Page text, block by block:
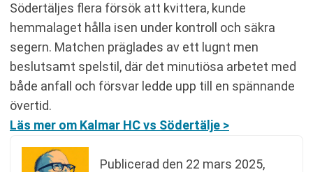
Södertäljes flera försök att kvittera, kunde
hemmalaget hålla isen under kontroll och säkra
segern. Matchen präglades av ett lugnt men
beslutsamt spelstil, där det minutiösa arbetet med
både anfall och försvar ledde upp till en spännande
övertid.
Läs mer om Kalmar HC vs Södertälje >
Publicerad den 22 mars 2025,